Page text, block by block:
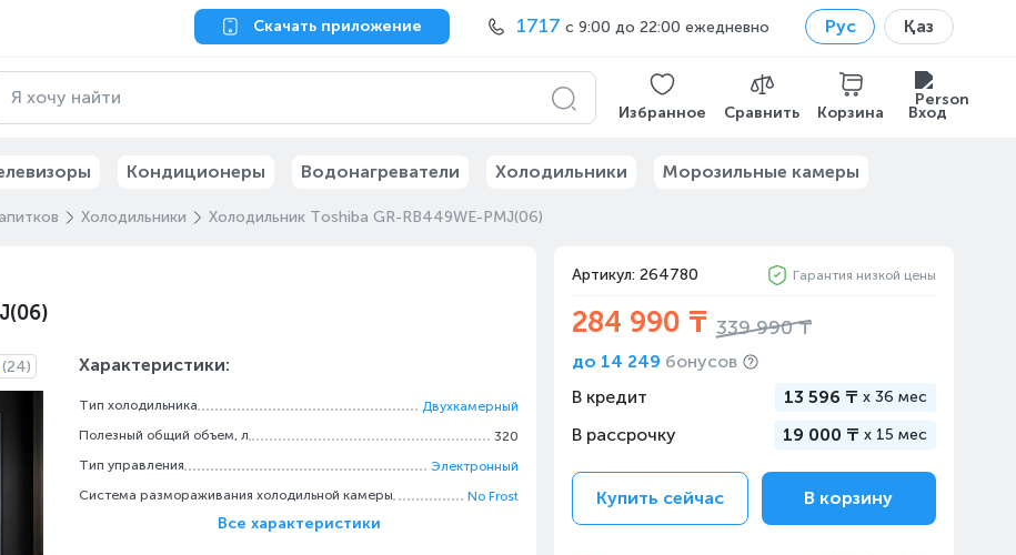
Скачать приложение 1717 с 9:00 до 22:00 ежедневно Рус Қаз
Избранное Сравнить Корзина Вход
Кондиционеры Водонагреватели Холодильники Морозильные камеры
Холодильники Холодильник Toshiba GR-RB449WE-PMJ(06)
(24) Характеристики:
Тип холодильника
Двухкамерный
Полезный общий объем, л
320
Тип управления
Электронный
Система размораживания холодильной камеры
No Frost
Все характеристики
Артикул: 264780 Гарантия низкой цены
284 990 ₸ 339 990 ₸
до 14 249 бонусов
В кредит
13 596 ₸ x 36 мес
В рассрочку 19 000 ₸ x 15 мес
Купить сейчас В корзину